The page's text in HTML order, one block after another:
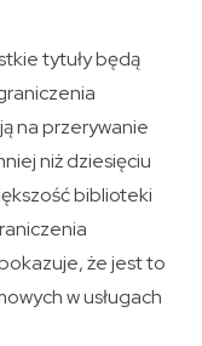
tytuły będą
na przerywanie
niż dziesięciu
biblioteki
że jest to
w usługach